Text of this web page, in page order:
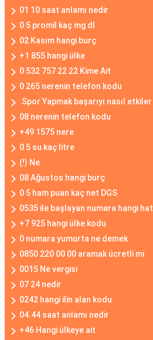
01 10 saat anlamı nedir
0 5 promil kaç mg dl
02 Kasım hangi burç
+1 855 hangi ülke
0 532 757 22 22 Kime Ait
0 265 nerenin telefon kodu
.Spor Yapmak başarıyı nasıl etkiler
08 nerenin telefon kodu
+49 1575 nere
0 5 su kaç litre
(!) Ne
08 Ağustos hangi burç
0 5 ham puan kaç net DGS
0535 ile başlayan numara hangi hat
+7 925 hangi ülke kodu
0 numara yumurta ne demek
0850 220 00 00 aramak ücretli mi
0015 Ne vergisi
07 24 nedir
0242 hangi ilin alan kodu
04.44 saat anlamı nedir
+46 Hangi ülkeye ait